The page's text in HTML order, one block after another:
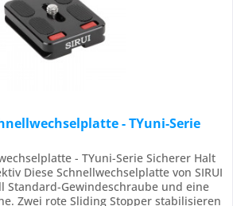
- TYuni-Serie
- TYuni-Serie Sicherer Halt
Diese Schnellwechselplatte von SIRUI
Standard-Gewindeschraube und eine
Zwei rote Sliding Stopper stabilisieren